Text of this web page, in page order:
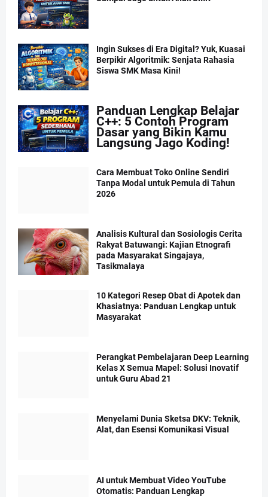
Ingin Sukses di Era Digital? Yuk, Kuasai
Berpikir Algoritmik: Senjata Rahasia
Siswa SMK Masa Kini!
Panduan Lengkap Belajar
C++: 5 Contoh Program
Dasar yang Bikin Kamu
Langsung Jago Koding!
Cara Membuat Toko Online Sendiri
Tanpa Modal untuk Pemula di Tahun
2026
Analisis Kultural dan Sosiologis Cerita
Rakyat Batuwangi: Kajian Etnografi
pada Masyarakat Singajaya,
Tasikmalaya
10 Kategori Resep Obat di Apotek dan
Khasiatnya: Panduan Lengkap untuk
Masyarakat
Perangkat Pembelajaran Deep Learning
Kelas X Semua Mapel: Solusi Inovatif
untuk Guru Abad 21
Menyelami Dunia Sketsa DKV: Teknik,
Alat, dan Esensi Komunikasi Visual
AI untuk Membuat Video YouTube
Otomatis: Panduan Lengkap